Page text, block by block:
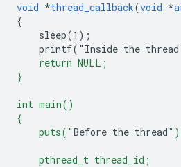
void *thread_callback(void *
{
sleep(1) ;
printf("Inside the thread
    return NULL;
}
int main()
{
    puts("
Before the thread
    pthread_t thread_id;